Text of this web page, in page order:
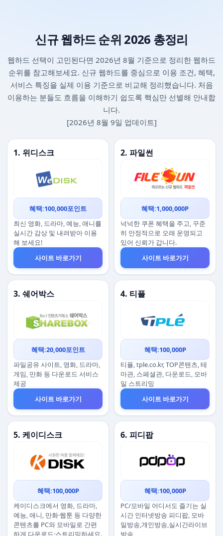
신규 웹하드 순위 2026 총정리
웹하드 선택이 고민된다면 2026년 8월 기준으로 정리한 웹하드
순위를 참고해보세요. 신규 웹하드를 중심으로 이용 조건, 혜택,
서비스 특징을 실제 이용 기준으로 비교해 정리했습니다. 처음
이용하는 분들도 흐름을 이해하기 쉽도록 핵심만 선별해 안내합
니다.
[2026년 8월 9일 업데이트]
1. 위디스크
혜택:100,000포인트
최신 영화, 드라마, 예능, 애니를
실시간 감상 및 내려받아 이용
해 보세요!
사이트 바로가기
2. 파일썬
혜택:1,000,000P
넉넉한 쿠폰 혜택을 주고, 꾸준
히 안정적으로 오래 운영되고
있어 신뢰가 갑니다.
사이트 바로가기
3. 쉐어박스
혜택:20,000포인트
파일공유 사이트, 영화, 드라마,
게임, 만화 등 다운로드 서비스
제공
사이트 바로가기
4. 티플
혜택:100,000P
티플, tple.co.kr, TOP콘텐츠, 테
마관, 스페셜관, 다운로드, 모바
일 스트리밍
사이트 바로가기
5. 케이디스크
혜택:100,000P
케이디스크에서 영화, 드라마,
예능, 애니, 만화·웹툰 등 다양한
콘텐츠를 PC와 모바일로 간편
하게 다운로드·스트리밍하세요.
6. 피디팝
혜택:100,000P
PC/모바일 어디서도 즐기는 실
시간 인터넷방송 피디팝, 모바
일방송,개인방송,실시간라이브
방송